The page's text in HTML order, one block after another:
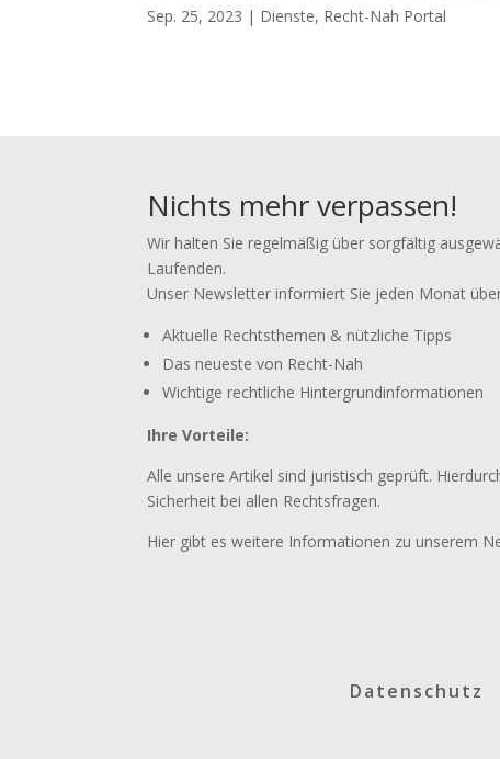
Sep. 25, 2023 | Dienste, Recht-Nah Portal
Nichts mehr verpassen!
Wir halten Sie regelmäßig über sorgfältig
Laufenden.
Unser Newsletter informiert Sie jeden Monat
Aktuelle Rechtsthemen & nützliche Tipps
Das neueste von Recht-Nah
Wichtige rechtliche Hintergrundinformationen
Ihre Vorteile:
Alle unsere Artikel sind juristisch geprüft.
Sicherheit bei allen Rechtsfragen.
Hier gibt es weitere Informationen zu unserem
Datenschutz